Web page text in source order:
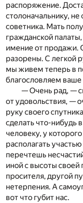
распоряжение.
столоначальнику,
советника. Мать
гражданской
имение от продажи.
разорены. С легкой
мы живем теперь в
благословляем ваше
— Очень рад, —
от удовольствия, —
руку своего
сделать что-нибудь
человеку, у
располагать
перечтешь
иной с высоты
просителя, другой
нетерпения. А
вот что губит нас.